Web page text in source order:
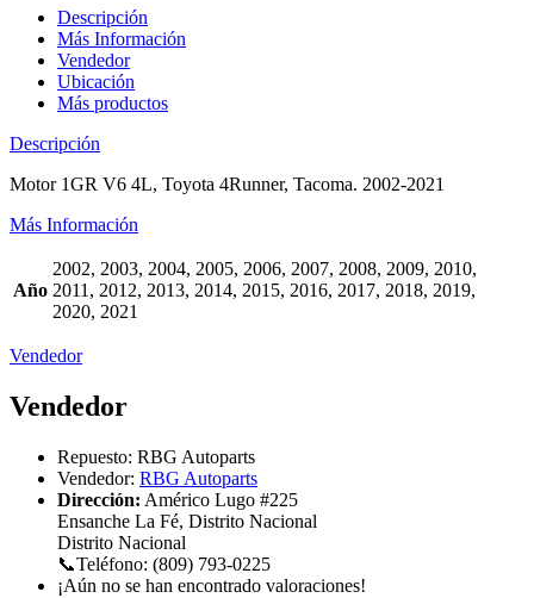
Descripción
Más Información
Vendedor
Ubicación
Más productos
Descripción
Motor 1GR V6 4L, Toyota 4Runner, Tacoma. 2002-2021
Más Información
Año
2002, 2003, 2004, 2005, 2006, 2007, 2008, 2009, 2010,
2011, 2012, 2013, 2014, 2015, 2016, 2017, 2018, 2019,
2020, 2021
Vendedor
Vendedor
Repuesto: RBG Autoparts
Vendedor: RBG Autoparts
Dirección: Américo Lugo #225
Ensanche La Fé, Distrito Nacional
Distrito Nacional
📞Teléfono: (809) 793-0225
¡Aún no se han encontrado valoraciones!